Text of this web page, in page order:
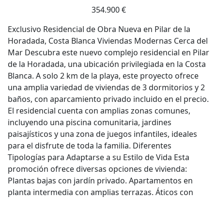
354.900 €
Exclusivo Residencial de Obra Nueva en Pilar de la
Horadada, Costa Blanca Viviendas Modernas Cerca del
Mar Descubra este nuevo complejo residencial en Pilar
de la Horadada, una ubicación privilegiada en la Costa
Blanca. A solo 2 km de la playa, este proyecto ofrece
una amplia variedad de viviendas de 3 dormitorios y 2
baños, con aparcamiento privado incluido en el precio.
El residencial cuenta con amplias zonas comunes,
incluyendo una piscina comunitaria, jardines
paisajísticos y una zona de juegos infantiles, ideales
para el disfrute de toda la familia. Diferentes
Tipologías para Adaptarse a su Estilo de Vida Esta
promoción ofrece diversas opciones de vivienda:
Plantas bajas con jardín privado. Apartamentos en
planta intermedia con amplias terrazas. Áticos con